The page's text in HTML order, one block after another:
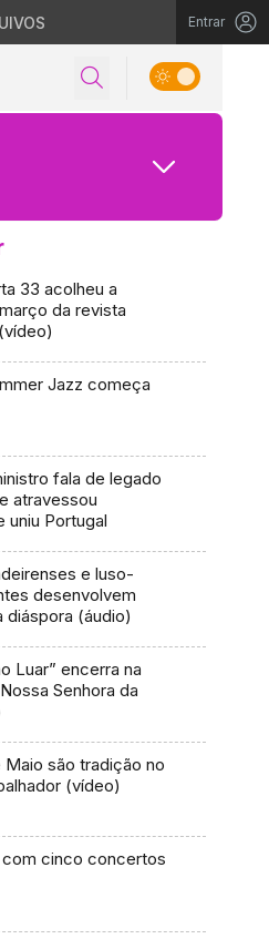
Entrar
33 acolheu a
da revista
Jazz começa
fala de legado
atravessou
uniu Portugal
e luso-
desenvolvem
diáspora (áudio)
Luar” encerra na
Senhora da
Maio são tradição no
(vídeo)
cinco concertos